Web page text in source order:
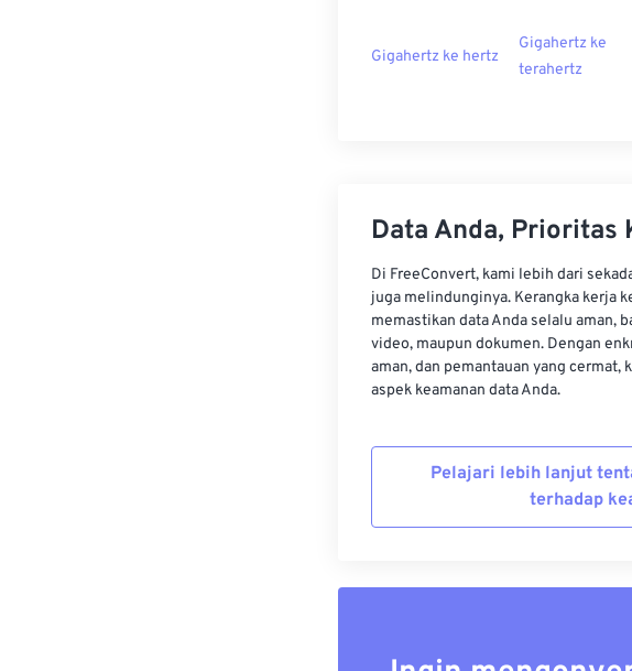
Gigahertz ke hertz
Gigahertz ke
terahertz
Data Anda, Prioritas
Di FreeConvert, kami lebih dari
juga melindunginya. Kerangka kerja
memastikan data Anda selalu aman,
video, maupun dokumen. Dengan
aman, dan pemantauan yang
aspek keamanan data Anda.
Pelajari lebih lanjut
terhadap